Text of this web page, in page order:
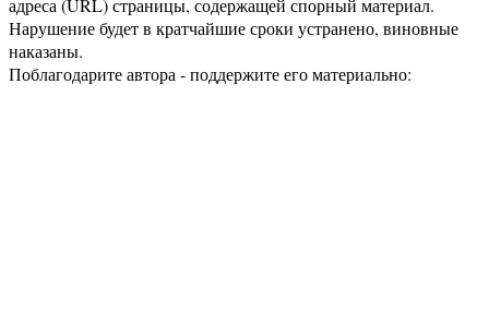
адреса (URL) страницы, содержащей спорный материал.
Нарушение будет в кратчайшие сроки устранено, виновные
наказаны.
Поблагодарите автора - поддержите его материально: